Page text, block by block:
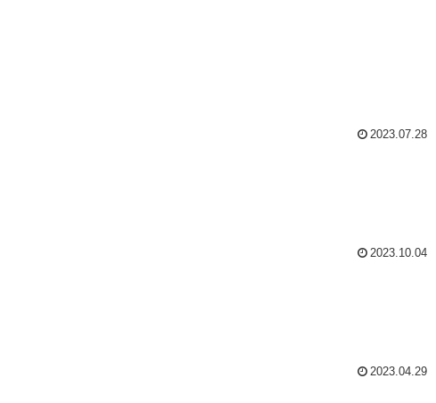
2023.07.28
2023.10.04
2023.04.29